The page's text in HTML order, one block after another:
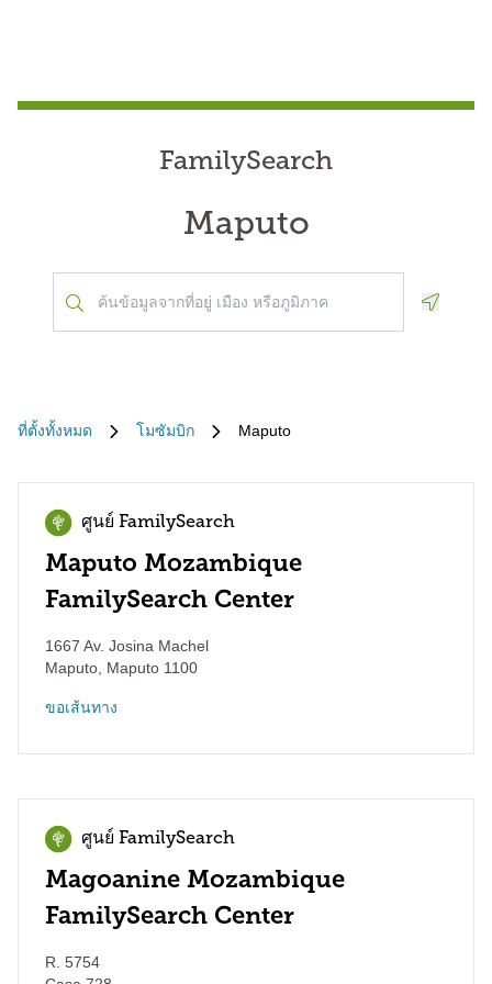
FamilySearch
Maputo
ที่ตั้งทั้งหมด โมซัมบิก Maputo
ศูนย์ FamilySearch
Maputo Mozambique
FamilySearch Center
1667 Av. Josina Machel
Maputo Maputo 1100
ขอเส้นทาง
ศูนย์ FamilySearch
Magoanine Mozambique
FamilySearch Center
R. 5754